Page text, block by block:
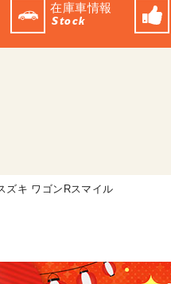
在庫車情報
Stock
ズキ ワゴンRスマイル